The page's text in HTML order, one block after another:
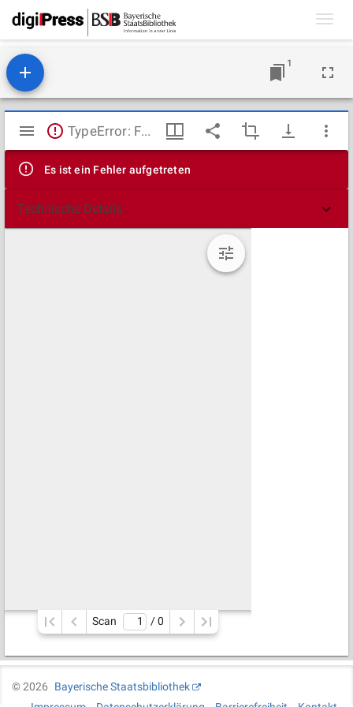
1
Mirador
Viewer
TypeError: Failed to fetch
Es ist ein Fehler aufgetreten
Technische Details
Scan / 0
©2026
Bayerische Staatsbibliothek